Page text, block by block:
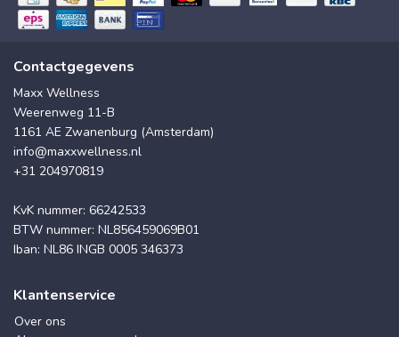
Contactgegevens
Maxx Wellness
Weerenweg 11-B
1161 AE Zwanenburg (Amsterdam)
info@maxxwellness.nl
+31 204970819
KvK nummer: 66242533
BTW nummer: NL856459069B01
Iban: NL86 INGB 0005 346373
Klantenservice
Over ons